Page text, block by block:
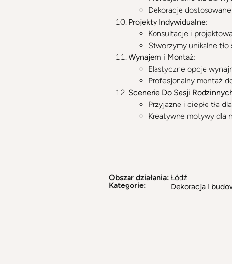
Dekoracje
Projekty Indywidualne:
Konsultacje i
Stworzymy unikalne tło
Wynajem i Montaż:
Elastyczne opcje
Profesjonalny montaż
Scenerie Do Sesji
Przyjazne i ciepłe tła
Kreatywne motywy dla
Obszar działania: Łódź
Kategorie:
Dekoracja i